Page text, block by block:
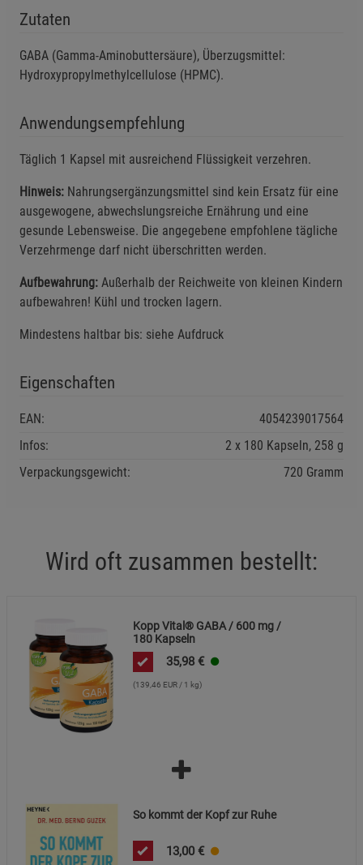
Zutaten
GABA (Gamma-Aminobuttersäure), Überzugsmittel:
Hydroxypropylmethylcellulose (HPMC).
Anwendungsempfehlung
Täglich 1 Kapsel mit ausreichend Flüssigkeit verzehren.
Hinweis: Nahrungsergänzungsmittel sind kein Ersatz für eine
ausgewogene, abwechslungsreiche Ernährung und eine
gesunde Lebensweise. Die angegebene empfohlene tägliche
Verzehrmenge darf nicht überschritten werden.
Aufbewahrung: Außerhalb der Reichweite von kleinen Kindern
aufbewahren! Kühl und trocken lagern.
Mindestens haltbar bis: siehe Aufdruck
Eigenschaften
EAN:
4054239017564
Infos:
2 x 180 Kapseln, 258 g
Verpackungsgewicht:
720 Gramm
Wird oft zusammen bestellt:
Kopp Vital® GABA / 600 mg /
180 Kapseln
35,98 €
(139,46 EUR / 1 kg)
So kommt der Kopf zur Ruhe
13,00 €
Funktionale Cookies (1) Funktionale
Beschreibung Funktionale Cookies
Statistik Cookies (2)
Cookie-Informationen anzeigen
Marketing Cookies (3)
Cookie-Informationenanzeigen
Datenschutzerklärung